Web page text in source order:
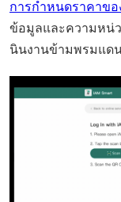
การกำหนดราคาขอ
ข้อมูลและความหน่ว
นินงานข้ามพรมแด